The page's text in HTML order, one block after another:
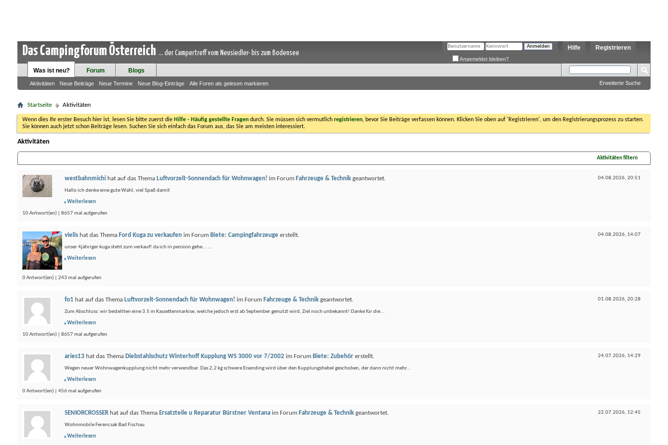
Das Campingforum Österreich ... der Campertreff vom Neusiedler- bis zum Bodensee
Registrieren
Hilfe
Angemeldet bleiben?
Was ist neu?
Aktivitäten Neue Beiträge Neue Termine Neue Blog-Einträge Alle Foren als gelesen markieren
Forum Blogs
Erweiterte Suche
Startseite Aktivitäten
Wenn dies Ihr erster Besuch hier ist, lesen Sie bitte zuerst die Hilfe - Häufig gestellte Fragen durch. Sie müssen sich vermutlich registrieren, bevor Sie Beiträge verfassen können. Klicken Sie oben auf 'Registrieren', um den Registrierungsprozess zu starten.
Sie können auch jetzt schon Beiträge lesen. Suchen Sie sich einfach das Forum aus, das Sie am meisten interessiert.
Aktivitäten
Aktivitäten filtern
04.08.2026, 20:51
westbahnmichi hat auf das Thema Luftvorzelt-Sonnendach für Wohnwagen! im Forum Fahrzeuge & Technik geantwortet.
Hallo ich denke eine gute Wahl, viel Spaß damit
Weiterlesen
10 Antwort(en) | 8657 mal aufgerufen
04.08.2026, 14:07
vielis hat das Thema Ford Kuga zu verkaufen im Forum Biete: Campingfahrzeuge erstellt.
unser 4jähriger kuga steht zum verkauf! da ich in pension gehe... ...
Weiterlesen
0 Antwort(en) | 243 mal aufgerufen
01.08.2026, 20:28
fo1 hat auf das Thema Luftvorzelt-Sonnendach für Wohnwagen! im Forum Fahrzeuge & Technik geantwortet.
Zum Abschluss: wir bestellten eine 3.5 m Kassettenmarkise, welche jedoch erst ab September genutzt wird, Ziel noch unbekannt! Danke für die...
Weiterlesen
10 Antwort(en) | 8657 mal aufgerufen
24.07.2026, 14:29
aries13 hat das Thema Diebstahlschutz Winterhoff Kupplung WS 3000 vor 7/2002 im Forum Biete: Zubehör erstellt.
Wegen neuer Wohnwagenkupplung nicht mehr verwendbar. Das 2,2 kg schwere Eisending wird über den Kupplungshebel geschoben, der dann nicht mehr...
Weiterlesen
0 Antwort(en) | 456 mal aufgerufen
22.07.2026, 12:45
SENIORCROSSER hat auf das Thema Ersatzteile u Reparatur Bürstner Ventana im Forum Fahrzeuge & Technik geantwortet.
Wohnmobile Ferencsak Bad Fischau
Weiterlesen